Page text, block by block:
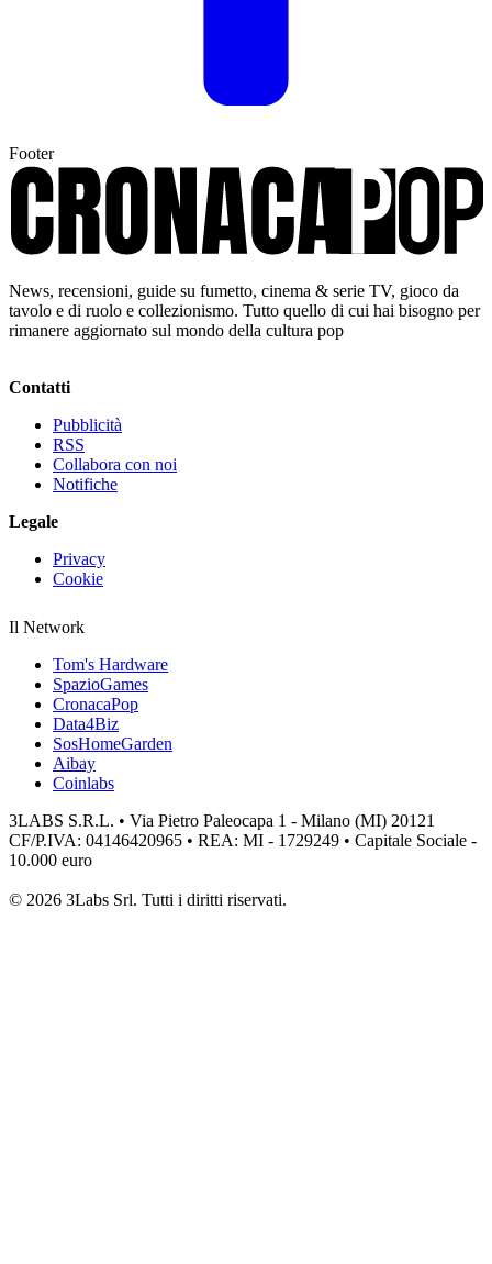
Footer
News, recensioni, guide su fumetto, cinema & serie TV, gioco da
tavolo e di ruolo e collezionismo. Tutto quello di cui hai bisogno per
rimanere aggiornato sul mondo della cultura pop
Contatti
Pubblicità
RSS
Collabora con noi
Notifiche
Legale
Privacy
Cookie
Il Network
Tom's Hardware
SpazioGames
CronacaPop
Data4Biz
SosHomeGarden
Aibay
Coinlabs
3LABS S.R.L. • Via Pietro Paleocapa 1 - Milano (MI) 20121
CF/P.IVA: 04146420965 • REA: MI - 1729249 • Capitale Sociale -
10.000 euro
© 2026 3Labs Srl. Tutti i diritti riservati.